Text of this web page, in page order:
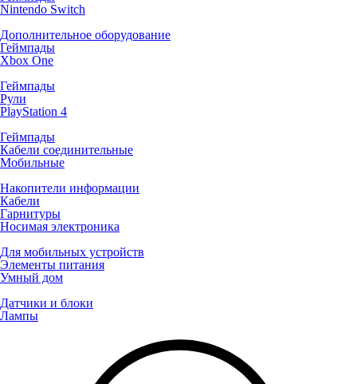
Nintendo Switch
Дополнительное оборудование
Геймпады
Xbox One
Геймпады
Рули
PlayStation 4
Геймпады
Кабели соединительные
Мобильные
Накопители информации
Кабели
Гарнитуры
Носимая электроника
Для мобильных устройств
Элементы питания
Умный дом
Датчики и блоки
Лампы